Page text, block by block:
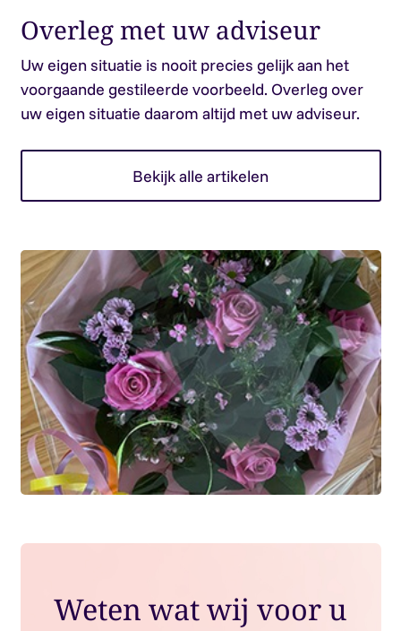
Overleg met uw adviseur
Uw eigen situatie is nooit precies gelijk aan het
voorgaande gestileerde voorbeeld. Overleg over
uw eigen situatie daarom altijd met uw adviseur.
Bekijk alle artikelen
Weten wat wij voor u